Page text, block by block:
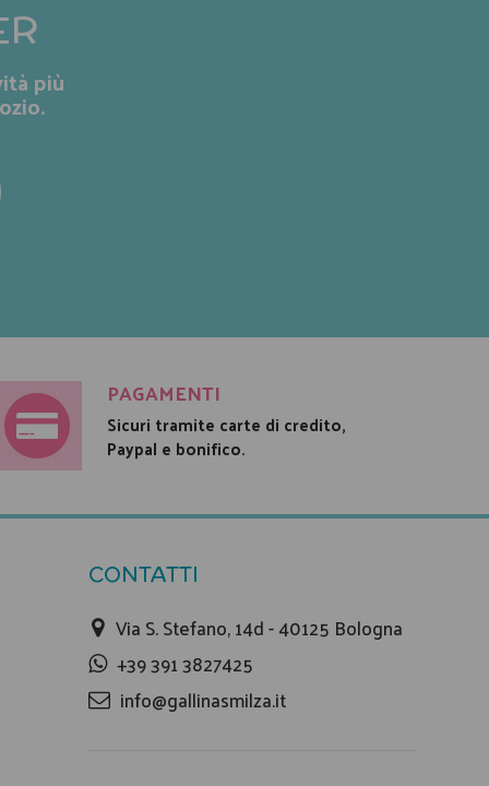
più
PAGAMENTI
Sicuri tramite carte di credito,
Paypal e bonifico.
CONTATTI
Via S. Stefano, 14d - 40125 Bologna
+39 391 3827425
info@gallinasmilza.it